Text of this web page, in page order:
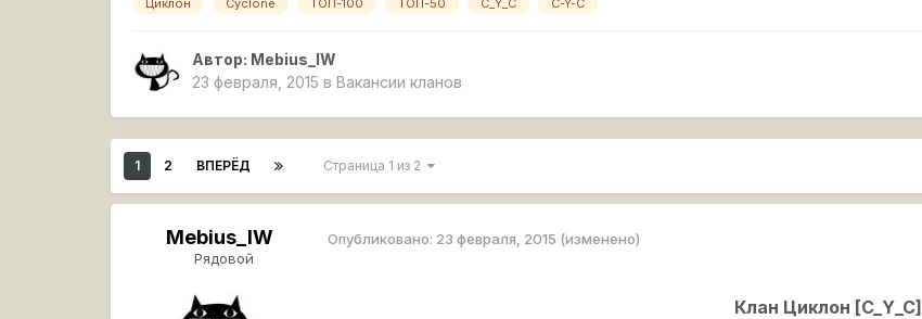
Циклон Cyclone ТОП-100 ТОП-50 C_Y_C C-Y-C
Автор: Mebius_lW
23 февраля, 2015 в Вакансии кланов
1 2 ВПЕРЁД Страница 1 из 2
Mebius_lW
Рядовой
Опубликовано: 23 февраля, 2015 (изменено)
Клан Циклон [C_Y_C]